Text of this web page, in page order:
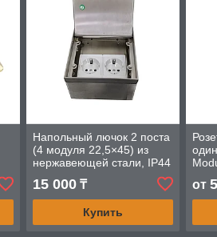
Напольный лючок 2 поста
(4 модуля 22,5×45) из
нержавеющей стали, IP44
— под розетки и
слаботочные модули
15 000₸
Купить
от